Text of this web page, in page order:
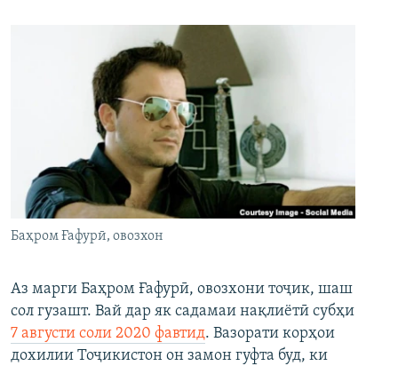
Баҳром Ғафурӣ, овозхон
Аз марги Баҳром Ғафурӣ, овозхони тоҷик, шаш
сол гузашт. Вай дар як садамаи нақлиётӣ субҳи
7 августи соли 2020 фавтид. Вазорати корҳои
дохилии Тоҷикистон он замон гуфта буд, ки